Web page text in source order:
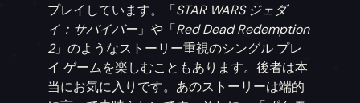
プレイしています。「STAR WARS ジェダ
イ：サバイバー」や「Red Dead Redemption
2」のようなストーリー重視のシングル プレ
イ ゲームを楽しむこともあります。後者は本
当にお気に入りです。あのストーリーは端的